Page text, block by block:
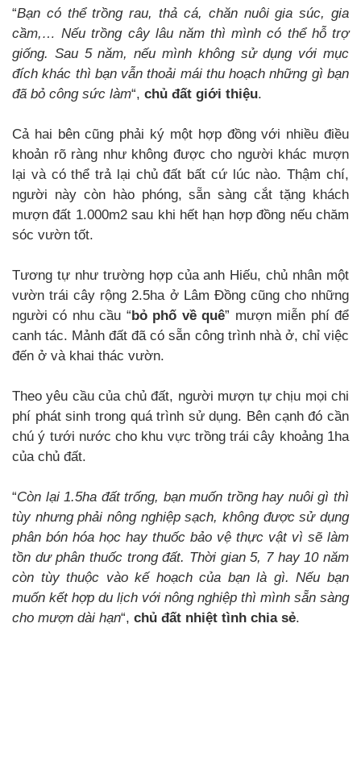
“Bạn có thể trồng rau, thả cá, chăn nuôi gia súc, gia
cầm,… Nếu trồng cây lâu năm thì mình có thể hỗ trợ
giống. Sau 5 năm, nếu mình không sử dụng với mục
đích khác thì bạn vẫn thoải mái thu hoạch những gì bạn
đã bỏ công sức làm“, chủ đất giới thiệu.
Cả hai bên cũng phải ký một hợp đồng với nhiều điều
khoản rõ ràng như không được cho người khác mượn
lại và có thể trả lại chủ đất bất cứ lúc nào. Thậm chí,
người này còn hào phóng, sẵn sàng cắt tặng khách
mượn đất 1.000m2 sau khi hết hạn hợp đồng nếu chăm
sóc vườn tốt.
Tương tự như trường hợp của anh Hiếu, chủ nhân một
vườn trái cây rộng 2.5ha ở Lâm Đồng cũng cho những
người có nhu cầu “ bỏ phố về quê” mượn miễn phí để
canh tác. Mảnh đất đã có sẵn công trình nhà ở, chỉ việc
đến ở và khai thác vườn.
Theo yêu cầu của chủ đất, người mượn tự chịu mọi chi
phí phát sinh trong quá trình sử dụng. Bên cạnh đó cần
chú ý tưới nước cho khu vực trồng trái cây khoảng 1ha
của chủ đất.
“Còn lại 1.5ha đất trống, bạn muốn trồng hay nuôi gì thì
tùy nhưng phải nông nghiệp sạch, không được sử dụng
phân bón hóa học hay thuốc bảo vệ thực vật vì sẽ làm
tồn dư phân thuốc trong đất. Thời gian 5, 7 hay 10 năm
còn tùy thuộc vào kế hoạch của bạn là gì. Nếu bạn
muốn kết hợp du lịch với nông nghiệp thì mình sẵn sàng
cho mượn dài hạn“, chủ đất nhiệt tình chia sẻ.